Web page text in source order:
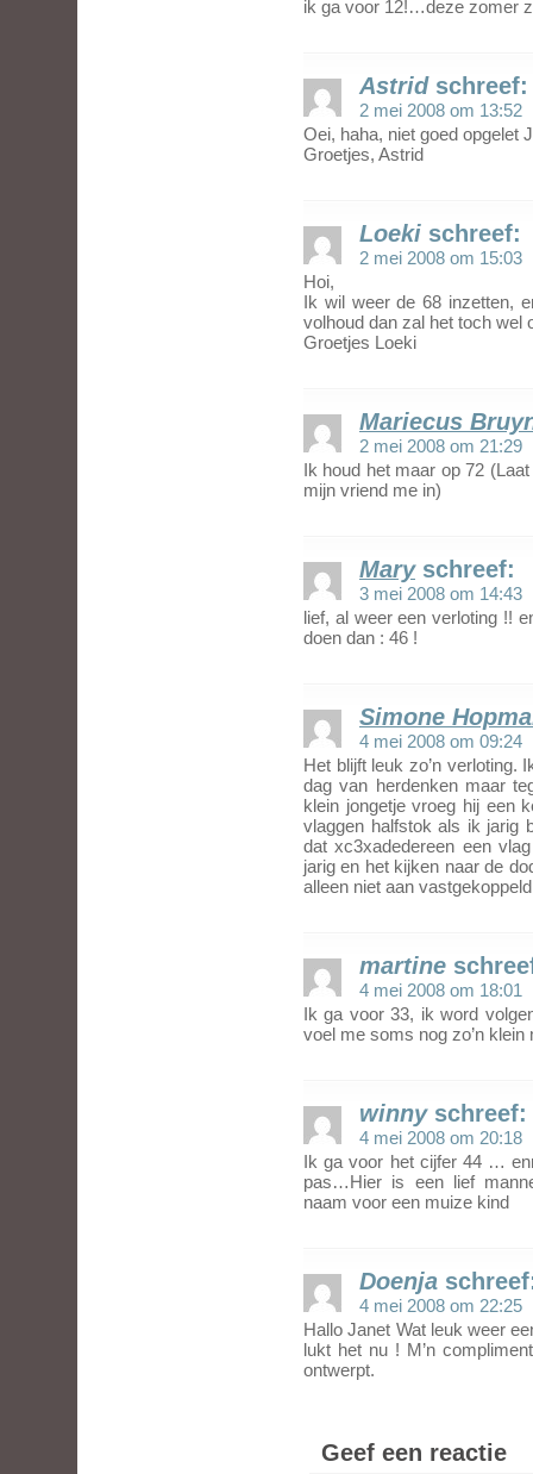
ik ga voor 12!…deze zomer
Astrid schreef:
2 mei 2008 om 13:52
Oei, haha, niet goed opgelet
Groetjes, Astrid
Loeki schreef:
2 mei 2008 om 15:03
Hoi,
Ik wil weer de 68 inzetten,
volhoud dan zal het toch wel
Groetjes Loeki
Mariecus
2 mei 2008 om 21:29
Ik houd het maar op 72
mijn vriend me in)
Mary schreef:
3 mei 2008 om 14:43
lief, al weer een verloting !!
doen dan : 46 !
Simone
4 mei 2008 om 09:24
Het blijft leuk zo’n verloting.
dag van herdenken maar
klein jongetje vroeg hij een
vlaggen halfstok als ik jarig
dat xc3xadedereen een
jarig en het kijken naar de
alleen niet aan
martine
4 mei 2008 om 18:01
Ik ga voor 33, ik word
voel me soms nog zo’n klein
winny schreef:
4 mei 2008 om 20:18
Ik ga voor het cijfer 44 …
pas…Hier is een lief
naam voor een muize kind
Doenja
4 mei 2008 om 22:25
Hallo Janet Wat leuk weer
lukt het nu ! M’n
ontwerpt.
Geef een reactie